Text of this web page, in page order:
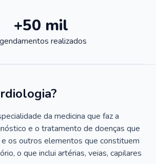
+50 mil
realizados
da medicina que faz a
e o tratamento de doenças que
os outros elementos que constituem
o que inclui artérias, veias, capilares